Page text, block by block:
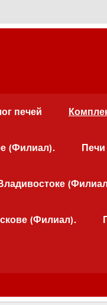
печей
(Филиал).
(Филиал).